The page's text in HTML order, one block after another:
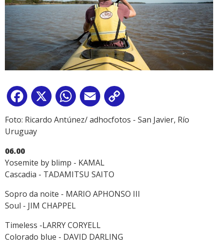
Facebook
X WhatsApp
Email
Link
Foto: Ricardo Antúnez/ adhocfotos - San Javier, Río
Uruguay
06.00
Yosemite by blimp - KAMAL
Cascadia - TADAMITSU SAITO
Sopro da noite - MARIO APHONSO III
Soul - JIM CHAPPEL
Timeless -LARRY CORYELL
Colorado blue - DAVID DARLING